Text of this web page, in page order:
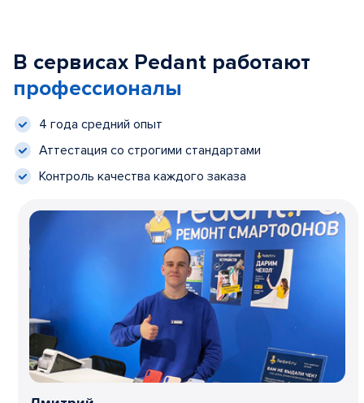
В сервисах Pedant работают
профессионалы
4 года средний опыт
Аттестация со строгими стандартами
Контроль качества каждого заказа